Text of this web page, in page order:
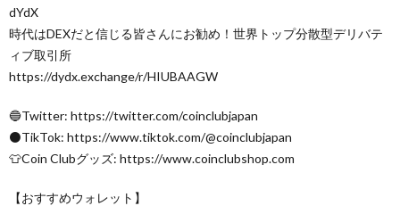
dYdX
時代はDEXだと信じる皆さんにお勧め！世界トップ分散型デリバテ
ィブ取引所
https://dydx.exchange/r/HIUBAAGW
🔵Twitter: https://twitter.com/coinclubjapan
⚫️TikTok: https://www.tiktok.com/@coinclubjapan
👕Coin Clubグッズ: https://www.coinclubshop.com
【おすすめウォレット】